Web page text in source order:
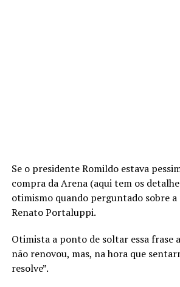
Se o presidente Romildo estava
compra da Arena (aqui tem os
otimismo quando perguntado sobre a
Renato Portaluppi.
Otimista a ponto de soltar essa frase
não renovou, mas, na hora que
resolve”.